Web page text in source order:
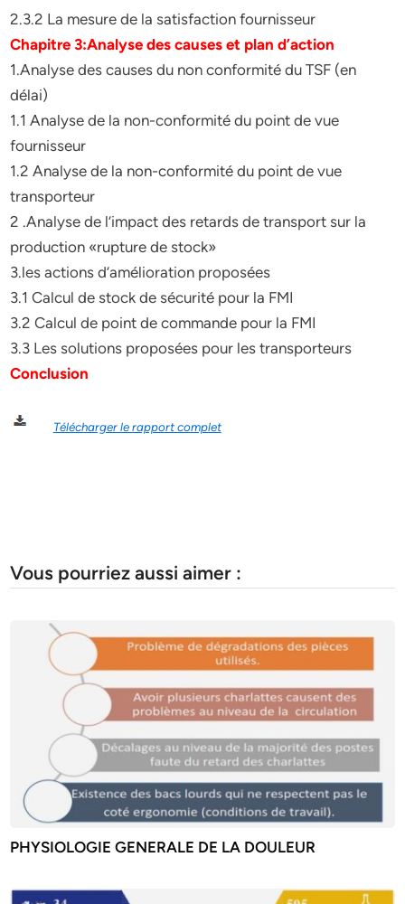
2.3.2 La mesure de la satisfaction fournisseur
Chapitre 3:Analyse des causes et plan d’action
1.Analyse des causes du non conformité du TSF (en
délai)
1.1 Analyse de la non-conformité du point de vue
fournisseur
1.2 Analyse de la non-conformité du point de vue
transporteur
2 .Analyse de l’impact des retards de transport sur la
production «rupture de stock»
3.les actions d’amélioration proposées
3.1 Calcul de stock de sécurité pour la FMI
3.2 Calcul de point de commande pour la FMI
3.3 Les solutions proposées pour les transporteurs
Conclusion
Télécharger le rapport complet
Vous pourriez aussi aimer :
PHYSIOLOGIE GENERALE DE LA DOULEUR